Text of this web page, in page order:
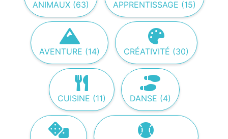
ANIMAUX (63) APPRENTISSAGE (15)
AVENTURE (14) CRÉATIVITÉ (30)
CUISINE (11) DANSE (4)